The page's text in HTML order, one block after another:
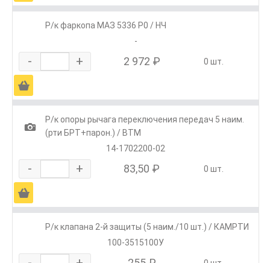
Р/к фаркопа МАЗ 5336 Р0 / НЧ
-
- + 2 972 ₽ 0 шт.
Ä
1
Р/к опоры рычага переключения передач 5 наим.
(рти БРТ+парон.) / ВТМ
14-1702200-02
- + 83,50 ₽ 0 шт.
Ä
Р/к клапана 2-й защиты (5 наим./10 шт.) / КАМРТИ
100-3515100У